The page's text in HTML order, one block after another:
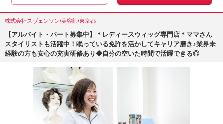
株式会社スヴェンソン/美容師/東京都
【アルバイト・パート募集中】＊レディースウィッグ専門店＊ママさん
スタイリストも活躍中！眠っている免許を活かしてキャリア磨き♪業界未
経験の方も安心の充実研修あり◆自分の空いた時間で活躍できる◎